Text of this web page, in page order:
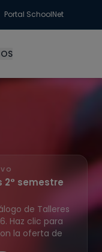
Portal SchoolNet
2° semestre
de Talleres
Haz clic para
la oferta de